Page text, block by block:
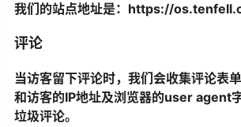
我们的站点地址是：https://
评论
当访客留下评论时，我们会收集评论表
和访客的IP地址及浏览器的user agent
垃圾评论。